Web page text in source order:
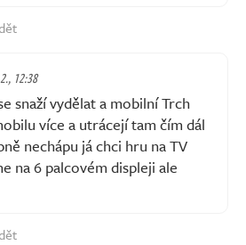
12:38
snaží vydělat a mobilní Trch
více a utrácejí tam čím dál
nechápu já chci hru na TV
na 6 palcovém displeji ale